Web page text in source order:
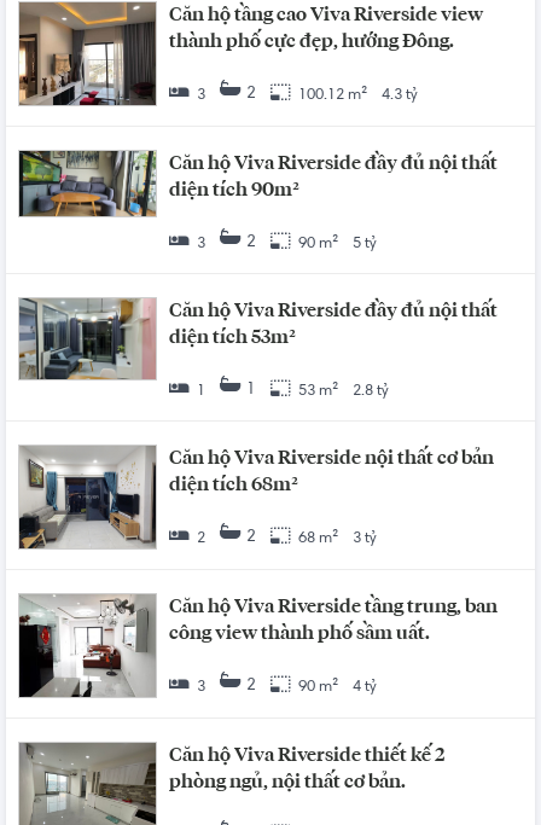
Căn hộ tầng cao Viva Riverside view
thành phố cực đẹp, hướng Đông.
3 2 100.12 m² 4.3 tỷ
Căn hộ Viva Riverside đầy đủ nội thất
diện tích 90m²
3 2 90 m² 5 tỷ
Căn hộ Viva Riverside đầy đủ nội thất
diện tích 53m²
1 53 m² 2.8 tỷ
Căn hộ Viva Riverside nội thất cơ bản
diện tích 68m²
2 2 68 m² 3 tỷ
Căn hộ Viva Riverside tầng trung, ban
công view thành phố sầm uất.
3 2 90 m² 4 tỷ
Căn hộ Viva Riverside thiết kế 2
phòng ngủ, nội thất cơ bản.